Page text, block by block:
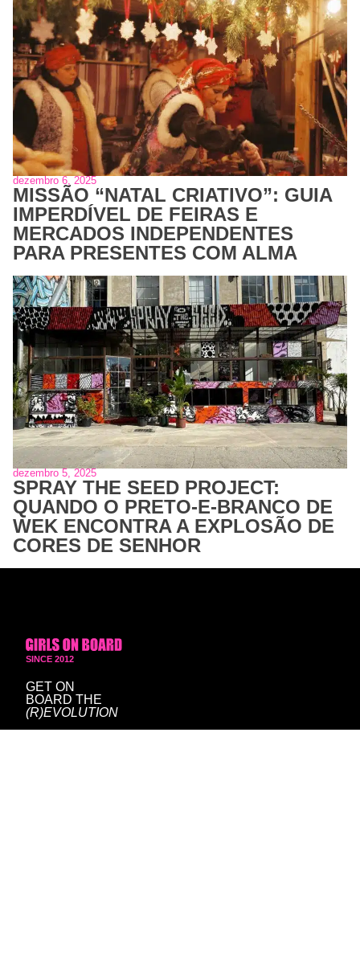
dezembro 6, 2025
MISSÃO “NATAL CRIATIVO”: GUIA
IMPERDÍVEL DE FEIRAS E
MERCADOS INDEPENDENTES
PARA PRESENTES COM ALMA
dezembro 5, 2025
SPRAY THE SEED PROJECT:
QUANDO O PRETO-E-BRANCO DE
WEK ENCONTRA A EXPLOSÃO DE
CORES DE SENHOR
SINCE 2012
GET ON
BOARD THE
(R)EVOLUTION